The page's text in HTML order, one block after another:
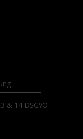
& 14 DSGVO